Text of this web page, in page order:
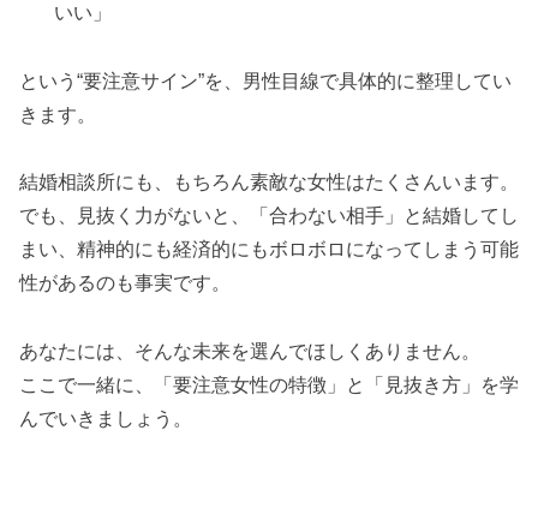
いい」
という“要注意サイン”を、男性目線で具体的に整理してい
きます。
結婚相談所にも、もちろん素敵な女性はたくさんいます。
でも、見抜く力がないと、「合わない相手」と結婚してし
まい、精神的にも経済的にもボロボロになってしまう可能
性があるのも事実です。
あなたには、そんな未来を選んでほしくありません。
ここで一緒に、「要注意女性の特徴」と「見抜き方」を学
んでいきましょう。